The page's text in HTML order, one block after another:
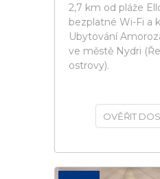
2,7 km od pláže
bezplatné Wi-Fi a
Ubytování
ve městě Nydri
ostrovy).
OVĚŘIT